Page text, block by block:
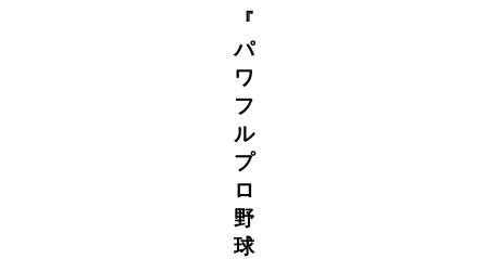
『
パ
ワ
フ
ル
プ
ロ
野
球